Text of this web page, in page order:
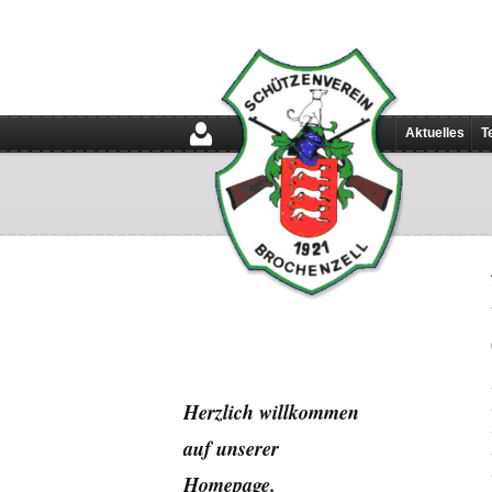
Aktuelles
Herzlich willkommen
auf unserer
Homepage.